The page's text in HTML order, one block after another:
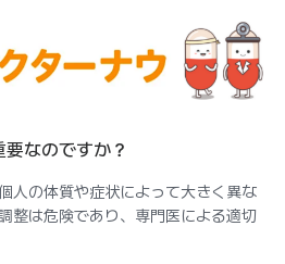
なのですか？
人の体質や症状によって大きく異な
整は危険であり、専門医による適切